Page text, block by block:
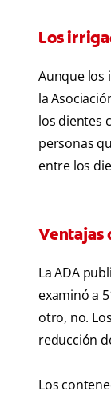
Los
Aunque los
la
los dientes
personas
entre los
Ventajas
La ADA
examinó a
otro, no.
reducción
Los